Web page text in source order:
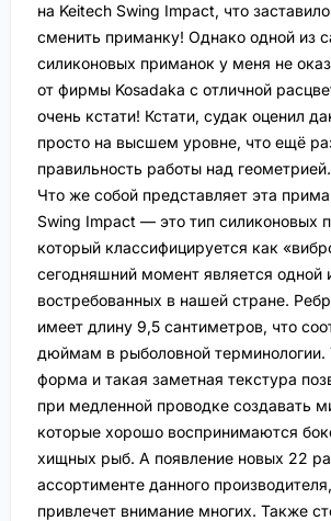
на Keitech Swing Impact, что
сменить приманку! Однако одной из
силиконовых приманок у меня не
от фирмы Kosadaka с отличной
очень кстати! Кстати, судак оценил
просто на высшем уровне, что ещё
правильность работы над геометрией.
Что же собой представляет эта
Swing Impact — это тип силиконовых
который классифицируется как
сегодняшний момент является одной
востребованных в нашей стране.
имеет длину 9,5 сантиметров, что
дюймам в рыболовной терминологии.
форма и такая заметная текстура
при медленной проводке создавать
которые хорошо воспринимаются
хищных рыб. А появление новых 22
ассортименте данного
привлечет внимание многих. Также